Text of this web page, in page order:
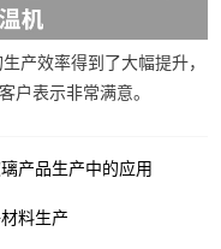
产效率得到了大幅提升，
户表示非常满意。
产品生产中的应用
料生产